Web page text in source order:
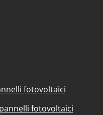
fotovoltaici
fotovoltaici